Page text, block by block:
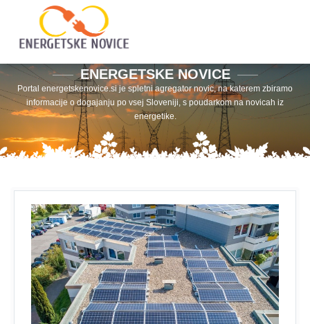
ENERGETSKE NOVICE
Portal energetskenovice.si je spletni agregator novic, na katerem zbiramo
informacije o dogajanju po vsej Sloveniji, s poudarkom na novicah iz
energetike.